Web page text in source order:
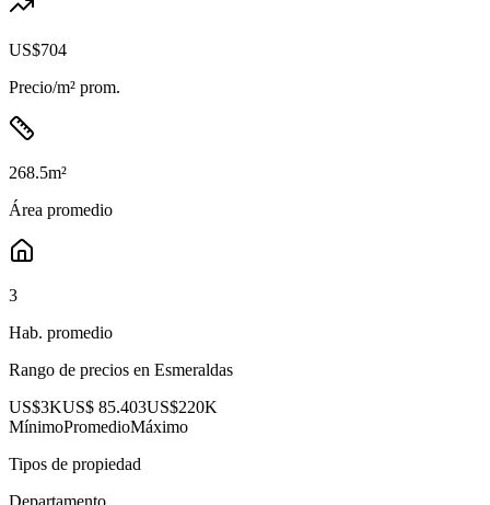
US$704
Precio/m² prom.
268.5m²
Área promedio
3
Hab. promedio
Rango de precios en Esmeraldas
US$3KUS$ 85.403US$220K
MínimoPromedioMáximo
Tipos de propiedad
Departamento